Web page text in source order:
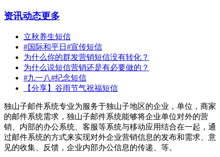
资讯动态更多
立秋养生短信
#国际和平日#宣传短信
为什么你的群发营销短信没有转化？
为什么说短信营销还是有必要做的？
#九一八#纪念短信
【分享】谷雨节气祝福短信
独山子邮件系统专业为服务于独山子地区的企业，单位，商家
的邮件系统需求，独山子邮件系统能够将企业单位对外的营
销、内部的办公系统、客服等系统与移动应用结合在一起，通
过邮件系统的方式来实现对外企业营销信息的发布和需求、意
见的收集、反馈，企业内部办公信息的传递、等。